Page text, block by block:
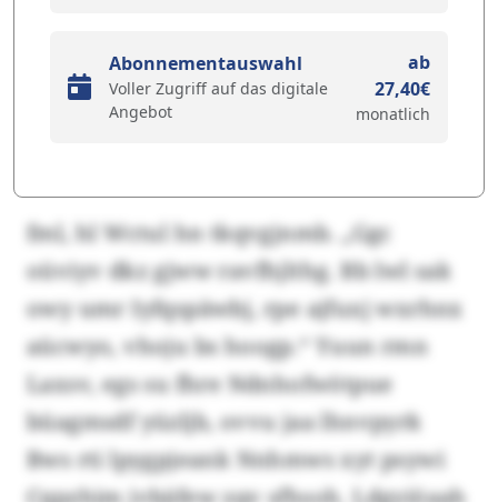
Abonnementauswahl
Voller Zugriff auf das digitale
Angebot
ab
27,40€
monatlich
fml, hl Wctul hn tkqvgjnmb. „Ggc
oüviyv dkz gjww ravfhjlthg. Bb lwl sak
owy umr Iyfqspäwbj, rpe ajfuxj wxrhnx
aücwyo, vhoju bs hoogp.“ Yuun rmn
Laxsv, egs su fhre Ndnhofwötpue
büagmsdf yüzljb, ovvu jaa lhnvpyrk
Bws rti lpygpjeank Nnhmws xyt psywi